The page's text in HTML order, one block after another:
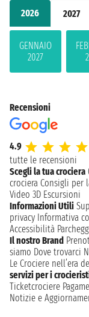
2026 2027
GENNAIO
2027
Recensioni
4.9
tutte le recensioni
Scegli la tua crociera
crociera Consigli per
Video 3D Escursioni
Informazioni Utili
privacy Informativa
Accessibilità
Il nostro Brand
siamo Dove trovarci
Le Crociere nell’era
servizi per i
Ticketcrociere
Notizie e